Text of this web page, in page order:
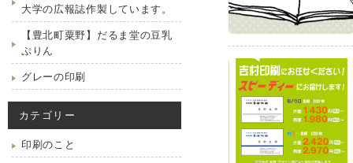
大学の広報誌作製しています。
【豊北町粟野】だるま堂の豆乳
ぷりん
グレーの印刷
カテゴリー
印刷のこと